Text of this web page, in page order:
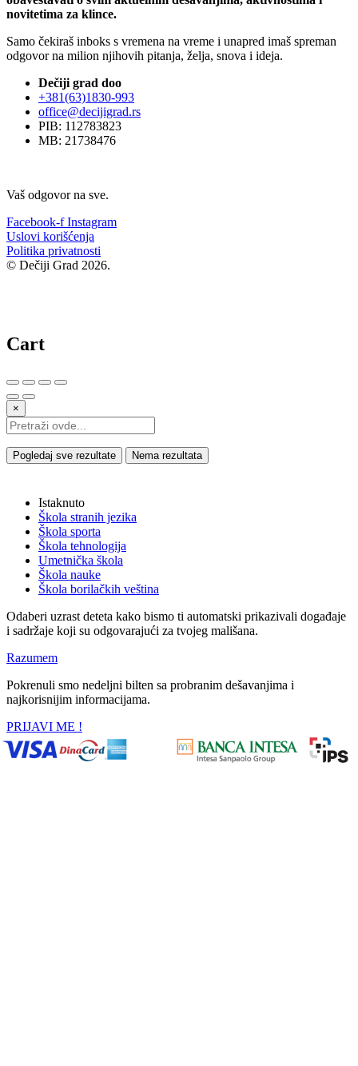
novitetima za klince.
Samo čekiraš inboks s vremena na vreme i unapred imaš spreman
odgovor na milion njihovih pitanja, želja, snova i ideja.
Dečiji grad doo
+381(63)1830-993
office@decijigrad.rs
PIB: 112783823
MB: 21738476
Vaš odgovor na sve.
Facebook-f Instagram
Uslovi korišćenja
Politika privatnosti
© Dečiji Grad 2026.
Cart
×
Pogledaj sve rezultate Nema rezultata
Istaknuto
Škola stranih jezika
Škola sporta
Škola tehnologija
Umetnička škola
Škola nauke
Škola borilačkih veština
Odaberi uzrast deteta kako bismo ti automatski prikazivali događaje
i sadržaje koji su odgovarajući za tvojeg mališana.
Razumem
Pokrenuli smo nedeljni bilten sa probranim dešavanjima i
najkorisnijim informacijama.
PRIJAVI ME !